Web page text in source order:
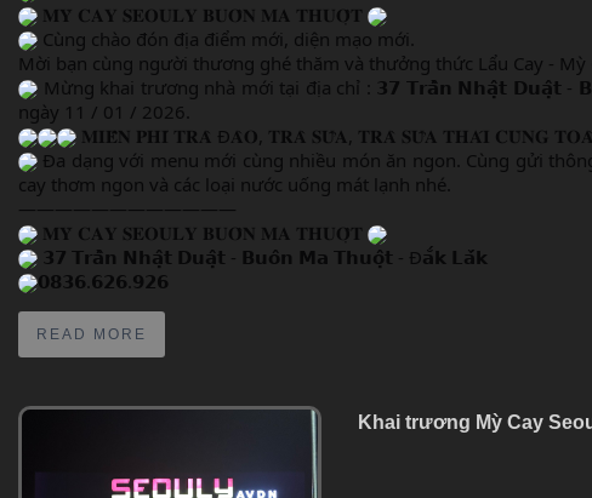
𝐌𝐘̀ 𝐂𝐀𝐘 𝐒𝐄𝐎𝐔𝐋𝐘 𝐁𝐔𝐎̂𝐍 𝐌𝐀 𝐓𝐇𝐔𝐎̣̂𝐓
Cùng chào đón địa điểm mới, diện mạo mới.
Mời bạn cùng người thương ghé thăm và thưởng thức Lẩu Cay - Mỳ
Mừng khai trương nhà mới tại địa chỉ : 𝟯𝟳 𝗧𝗿𝗮̂̀𝗻 𝗡𝗵𝗮̣̂𝘁 𝗗𝘂𝗮̣̂𝘁 - 𝗕𝘂𝗼̂𝗻 𝗠𝗮 𝗧𝗵𝘂𝗼̣̂𝘁 - Đ𝗮̆́𝗸 𝗟𝗮̆́𝗸 . Seouly thương tặng quý khách
ngày 11 / 01 / 2026.
𝐌𝐈𝐄̂̃𝐍 𝐏𝐇𝐈́ 𝐓𝐑𝐀̀ Đ𝐀̀𝐎, 𝐓𝐑𝐀̀ 𝐒𝐔̛̃𝐀, 𝐓𝐑𝐀̀ 𝐒𝐔̛̃𝐀 𝐓𝐇𝐀́𝐈 𝐂𝐔̀𝐍𝐆
Đa dạng với menu mới cùng nhiều món ăn ngon. Cùng gửi
cay thơm ngon và các loại nước uống mát lạnh nhé.
————————————
𝐌𝐘̀ 𝐂𝐀𝐘 𝐒𝐄𝐎𝐔𝐋𝐘 𝐁𝐔𝐎̂𝐍 𝐌𝐀 𝐓𝐇𝐔𝐎̣̂𝐓
𝟯𝟳 𝗧𝗿𝗮̂̀𝗻 𝗡𝗵𝗮̣̂𝘁 𝗗𝘂𝗮̣̂𝘁 - 𝗕𝘂𝗼̂𝗻 𝗠𝗮 𝗧𝗵𝘂𝗼̣̂𝘁 - Đ𝗮̆́𝗸 𝗟𝗮̆́𝗸
𝟬𝟴𝟯𝟲.𝟲𝟮𝟲.𝟵𝟮𝟲
READ MORE
Khai trương Mỳ Cay